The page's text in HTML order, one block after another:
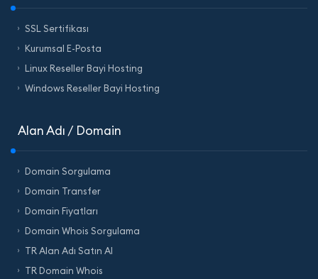
SSL Sertifikası
Kurumsal E-Posta
Linux Reseller Bayi Hosting
Windows Reseller Bayi Hosting
Alan Adı / Domain
Domain Sorgulama
Domain Transfer
Domain Fiyatları
Domain Whois Sorgulama
TR Alan Adı Satın Al
TR Domain Whois